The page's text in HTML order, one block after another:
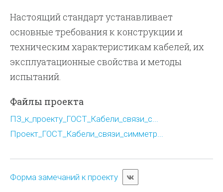
Настоящий стандарт устанавливает
основные требования к конструкции и
техническим характеристикам кабелей, их
эксплуатационные свойства и методы
испытаний.
Файлы проекта
ПЗ_к_проекту_ГОСТ_Кабели_связи_с...
Проект_ГОСТ_Кабели_связи_симметр...
Форма замечаний к проекту